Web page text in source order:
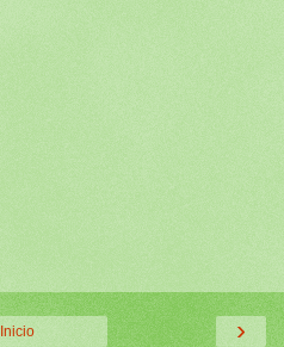
›
Inicio